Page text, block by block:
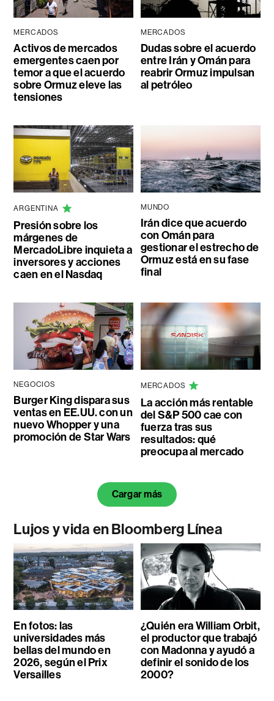
MERCADOS
Activos de mercados
emergentes caen por
temor a que el acuerdo
sobre Ormuz eleve las
tensiones
MERCADOS
Dudas sobre el acuerdo
entre Irán y Omán para
reabrir Ormuz impulsan
al petróleo
ARGENTINA
Presión sobre los
márgenes de
MercadoLibre inquieta a
inversores y acciones
caen en el Nasdaq
MUNDO
Irán dice que acuerdo
con Omán para
gestionar el estrecho de
Ormuz está en su fase
final
NEGOCIOS
Burger King dispara sus
ventas en EE.UU. con un
nuevo Whopper y una
promoción de Star Wars
MERCADOS
La acción más rentable
del S&P 500 cae con
fuerza tras sus
resultados: qué
preocupa al mercado
Cargar más
Lujos y vida en Bloomberg Línea
En fotos: las
universidades más
bellas del mundo en
2026, según el Prix
Versailles
¿Quién era William Orbit,
el productor que trabajó
con Madonna y ayudó a
definir el sonido de los
2000?